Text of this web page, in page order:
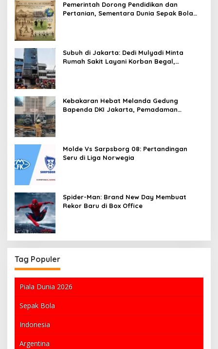
Pemerintah Dorong Pendidikan dan
Pertanian, Sementara Dunia Sepak Bola
Subuh di Jakarta: Dedi Mulyadi Minta
Rumah Sakit Layani Korban Begal,
Kebakaran Hebat Melanda Gedung
Bapenda DKI Jakarta, Pemadaman
Molde Vs Sarpsborg 08: Pertandingan
Seru di Liga Norwegia
Spider-Man: Brand New Day Membuat
Rekor Baru di Box Office
Tag Populer
Piala Dunia 2026
Sepak Bola
Indonesia
Argentina